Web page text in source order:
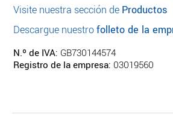
Visite nuestra sección de Productos
Descargue nuestrofolleto de la
N.º de IVA: GB730144574
Registro de la empresa: 03019560